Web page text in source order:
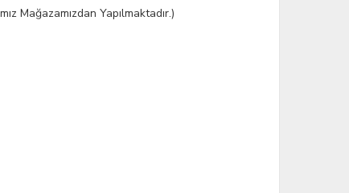
Mağazamızdan Yapılmaktadır.)